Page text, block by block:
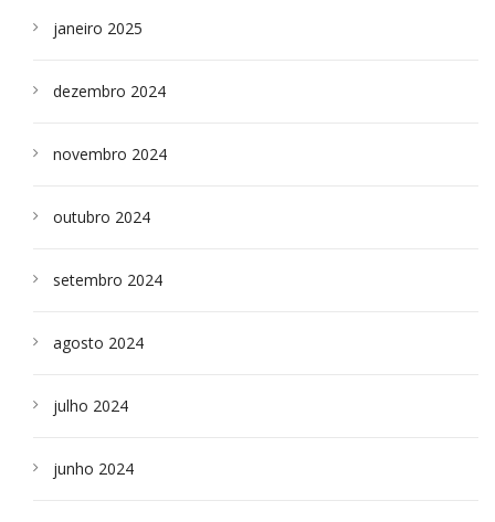
janeiro 2025
dezembro 2024
novembro 2024
outubro 2024
setembro 2024
agosto 2024
julho 2024
junho 2024